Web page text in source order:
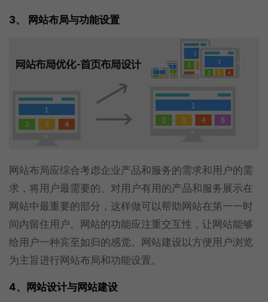
3、 网站布局与功能设置
网站布局应综合考虑企业产品和服务的需求和用户的需
求，将用户最需要的、对用户有用的产品和服务展示在
网站中最重要的部分，这样做可以帮助网站在第一一时
间内留住用户。网站的功能应注重交互性，让网站能够
给用户一种宾至如归的感觉。网站建设以方便用户浏览
为主旨进行网站布局和功能设置。
4、网站设计与网站建设